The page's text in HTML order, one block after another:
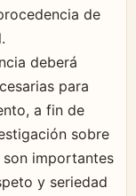
de
deberá
para
a fin de
sobre
son importantes
y seriedad